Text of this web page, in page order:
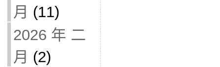
月 (11)
2026 年 二
月 (2)